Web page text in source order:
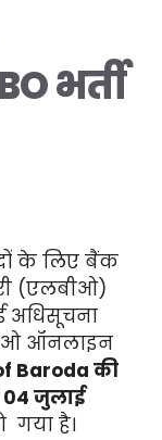
भर्ती
के लिए बैंक
(एलबीओ)
अधिसूचना
ऑनलाइन
Baroda की
जुलाई
गया है।